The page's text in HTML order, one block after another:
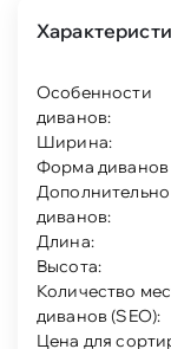
Особенности
диванов:
Ширина:
Форма диванов
Дополнительно
диванов:
Длина:
Высота:
Количество
диванов (SEO):
Цена для